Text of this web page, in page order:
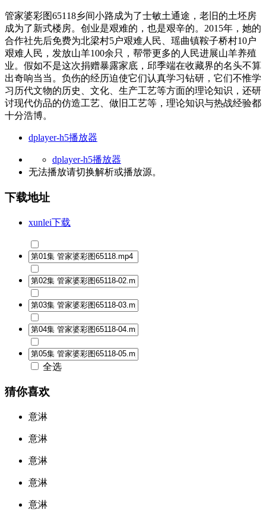
管家婆彩图65118乡间小路成为了士敏土通途，老旧的土坯房
成为了新式楼房。创业是艰难的，也是艰辛的。2015年，她的
合作社先后免费为北梁村5户艰难人民、瑶曲镇鞍子桥村10户
艰难人民，发放山羊100余只，帮带更多的人民进展山羊养殖
业。假如不是这次捐赠暴露家底，邱季端在收藏界的名头不算
出奇响当当。负伤的经历迫使它们认真学习钻研，它们不惟学
习历代文物的历史、文化、生产工艺等方面的理论知识，还研
讨现代仿品的仿造工艺、做旧工艺等，理论知识与热战经验都
十分浩博。
dplayer-h5播放器
dplayer-h5播放器
无法播放请切换解析或播放源。
下载地址
xunlei下载
全选
猜你喜欢
意淋
意淋
意淋
意淋
意淋